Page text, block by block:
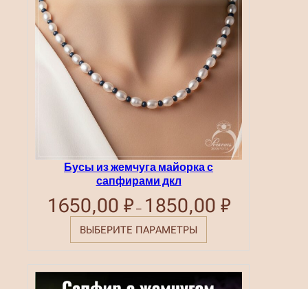
Бусы из жемчуга майорка с
сапфирами дкл
1650,00 ₽ – 1850,00 ₽Диапазон
ВЫБЕРИТЕ ПАРАМЕТРЫ